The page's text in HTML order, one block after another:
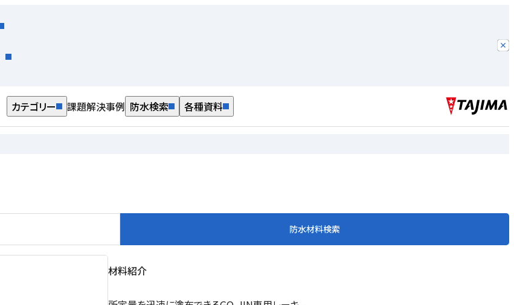
カテゴリー 課題解決事例 防水検索 各種資料
防水材料検索
材料紹介